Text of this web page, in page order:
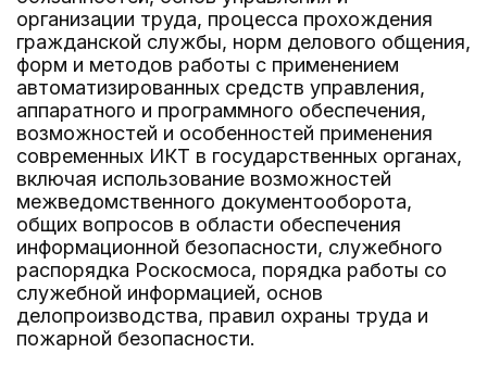
организации труда, процесса прохождения
гражданской службы, норм делового общения,
форм и методов работы с применением
автоматизированных средств управления,
аппаратного и программного обеспечения,
возможностей и особенностей применения
современных ИКТ в государственных органах,
включая использование возможностей
межведомственного документооборота,
общих вопросов в области обеспечения
информационной безопасности, служебного
распорядка Роскосмоса, порядка работы со
служебной информацией, основ
делопроизводства, правил охраны труда и
пожарной безопасности.